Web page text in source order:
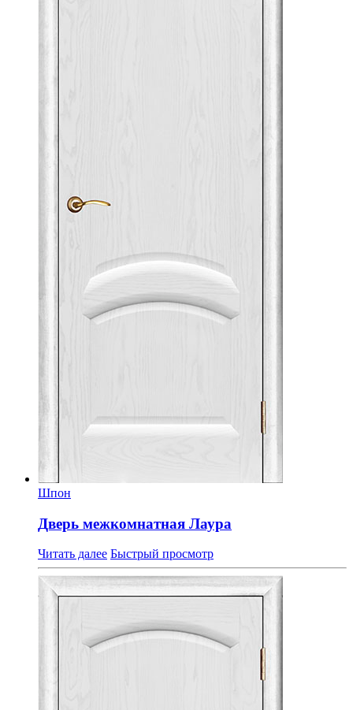
Шпон
Дверь межкомнатная Лаура
Читать далее Быстрый просмотр